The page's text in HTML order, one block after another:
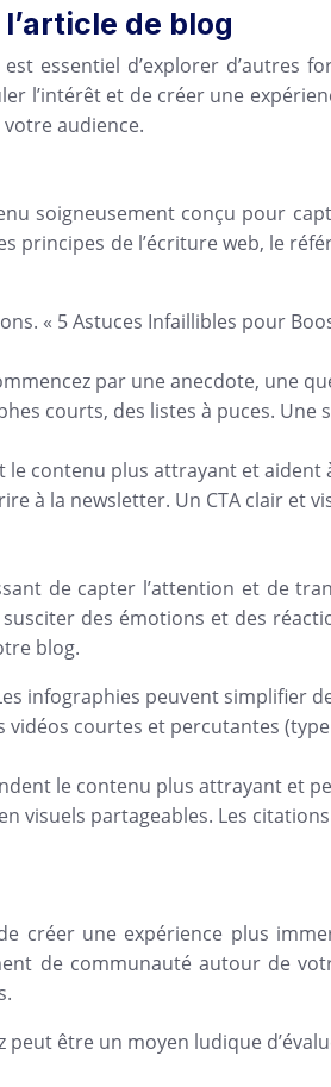
de blog
essentiel d’explorer d’autres
l’intérêt et de créer une
audience.
soigneusement conçu pour
de l’écriture web, le
« 5 Astuces Infaillibles pour
par une anecdote, une
courts, des listes à puces.
contenu plus attrayant et aident
à la newsletter. Un CTA clair et
de capter l’attention et de
des émotions et des
blog.
infographies peuvent simplifier
courtes et percutantes
le contenu plus attrayant et
visuels partageables. Les
créer une expérience plus
de communauté autour de
être un moyen ludique